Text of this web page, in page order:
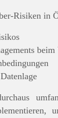
Risiken in
beim